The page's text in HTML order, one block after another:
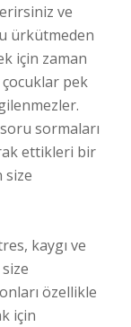
ve
ürkütmeden
için zaman
çocuklar pek
sormaları
ettikleri bir
size
kaygı ve
özellikle
için